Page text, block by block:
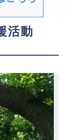
活動